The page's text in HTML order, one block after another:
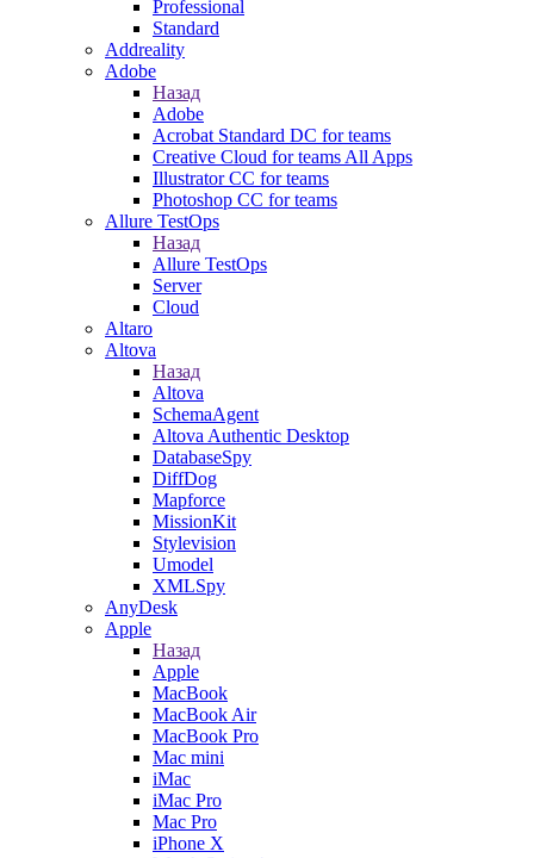
Professional
Standard
Addreality
Adobe
Назад
Adobe
Acrobat Standard DC for teams
Creative Cloud for teams All Apps
Illustrator CC for teams
Photoshop CC for teams
Allure TestOps
Назад
Allure TestOps
Server
Cloud
Altaro
Altova
Назад
Altova
SchemaAgent
Altova Authentic Desktop
DatabaseSpy
DiffDog
Mapforce
MissionKit
Stylevision
Umodel
XMLSpy
AnyDesk
Apple
Назад
Apple
MacBook
MacBook Air
MacBook Pro
Mac mini
iMac
iMac Pro
Mac Pro
iPhone X